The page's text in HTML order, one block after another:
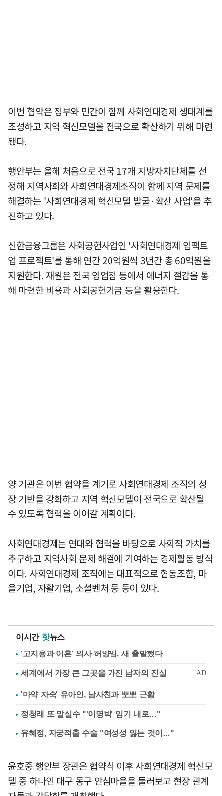
이번 협약은 정부와 민간이 함께 사회연대경제 생태계를
조성하고 지역 혁신모델을 전국으로 확산하기 위해 마련
됐다.
행안부는 올해 처음으로 전국 17개 지방자치단체를 선
정해 지역사회와 사회연대경제조직이 함께 지역 문제를
해결하는 '사회연대경제 혁신모델 발굴·확산 사업'을 추
진하고 있다.
신한금융그룹은 사회공헌사업인 '사회연대경제 임팩트
업 프로젝트'를 통해 연간 20억원씩 3년간 총 60억원을
지원한다. 재원은 전국 영업점 등에서 에너지 절감을 통
해 마련한 비용과 사회공헌기금 등을 활용한다.
양 기관은 이번 협약을 계기로 사회연대경제 조직의 성
장 기반을 강화하고 지역 혁신모델이 전국으로 확산될
수 있도록 협력을 이어갈 계획이다.
사회연대경제는 연대와 협력을 바탕으로 사회적 가치를
추구하고 지역사회 문제 해결에 기여하는 경제활동 방식
이다. 사회연대경제 조직에는 대표적으로 협동조합, 마
을기업, 자활기업, 소셜벤처 등 등이 있다.
이시간 핫뉴스
'고지용과 이혼' 의사 허양임, 새 출발했다
'마약 자숙' 유아인, 남사친과 뽀뽀 근황
정청래 또 말실수 "'이명박' 임기 내로…"
유혜정, 자궁적출 수술 "여성성 잃는 것이…"
윤호중 행안부 장관은 협약식 이후 사회연대경제 혁신모
델 중 하나인 대구 동구 안심마을을 둘러보고 현장 관계